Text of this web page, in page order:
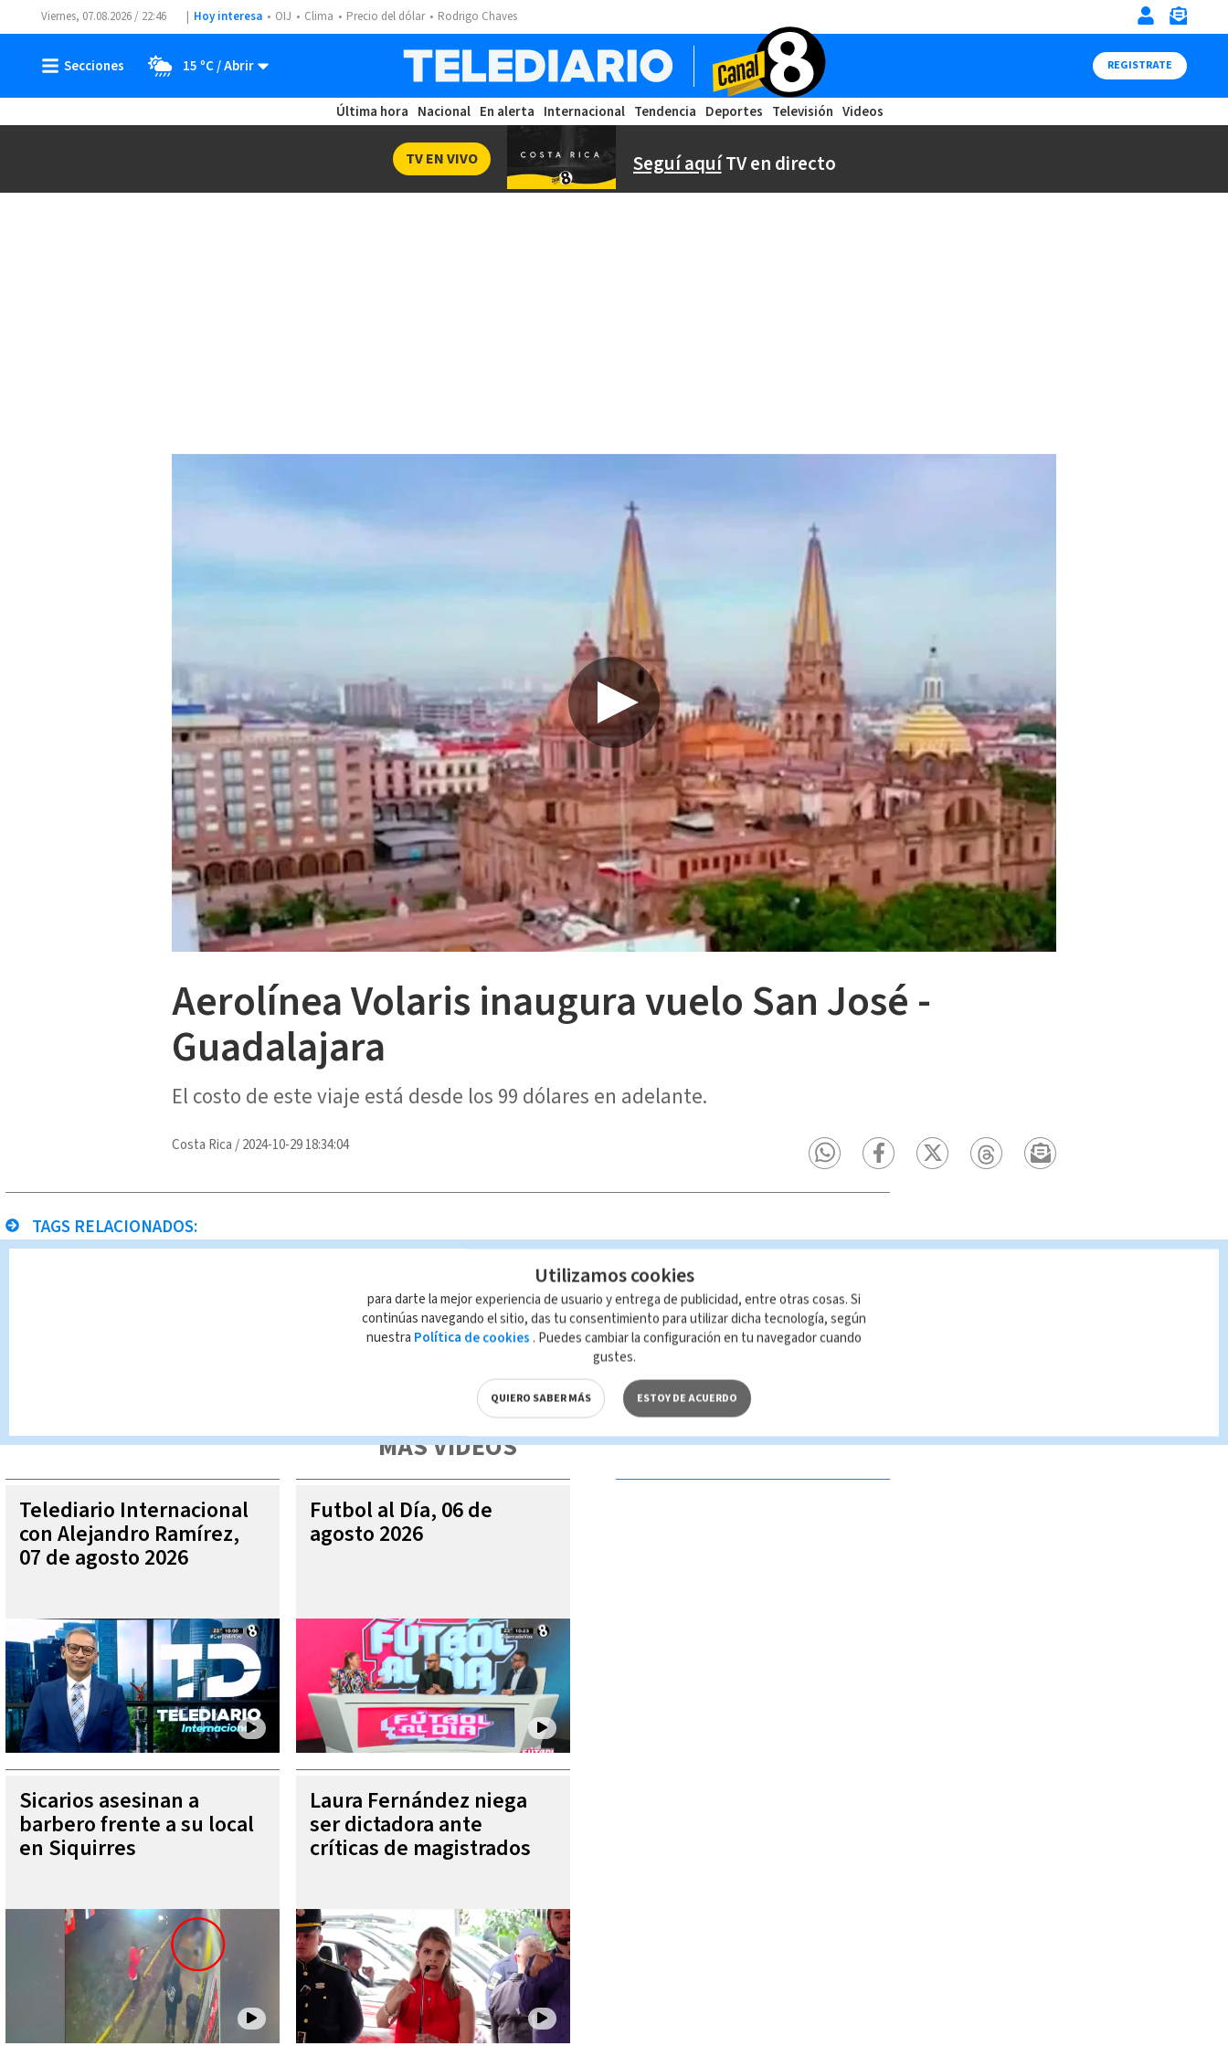
Viernes, 07.08.2026 / 22:46 Hoy interesa OIJ Clima Precio del dólar Rodrigo Chaves
15 ºC REGISTRATE
Última hora Nacional En alerta Internacional Tendencia Deportes Televisión Videos
Seguí aquíTV en directo
TV EN VIVO
Aerolínea Volaris inaugura vuelo San José -
Guadalajara
El costo de este viaje está desde los 99 dólares en adelante.
Costa Rica /2024-10-29 18:34:04
TAGS RELACIONADOS:
Queda prohibida la reproducción total o parcial del contenido de esta página, mismo que es propiedad de TELEDIARIO; su reproducción no
autorizada constituye una infracción y un delito de conformidad con las leyes aplicables.
MÁS VIDEOS
Telediario Internacional
con Alejandro Ramírez,
07 de agosto 2026
Futbol al Día, 06 de
agosto 2026
Sicarios asesinan a
barbero frente a su local
en Siquirres
Laura Fernández niega
ser dictadora ante
críticas de magistrados
Utilizamos cookies
para darte la mejor experiencia de usuario y entrega de publicidad, entre otras cosas. Si
continúas navegando el sitio, das tu consentimiento para utilizar dicha tecnología, según
nuestra Política de cookies . Puedes cambiar la configuración en tu navegador cuando
gustes.
QUIERO SABER MÁS ESTOY DE ACUERDO